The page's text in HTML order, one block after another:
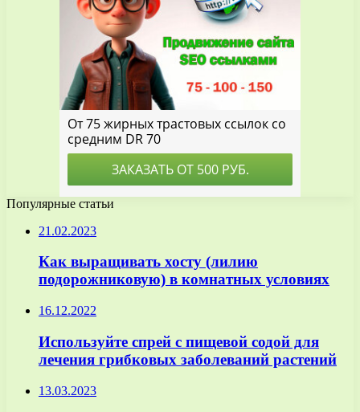
Популярные статьи
21.02.2023
Как выращивать хосту (лилию
подорожниковую) в комнатных условиях
16.12.2022
Используйте спрей с пищевой содой для
лечения грибковых заболеваний растений
13.03.2023